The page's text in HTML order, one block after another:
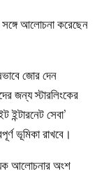
সঙ্গে আলোচনা করেছেন
জোর দেন
জন্য স্টারলিংকের
সেবা’
ভূমিকা রাখবে।
আলোচনার অংশ